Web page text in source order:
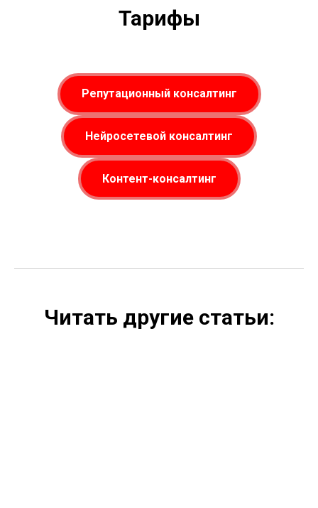
Тарифы
Репутационный консалтинг
Нейросетевой консалтинг
Контент-консалтинг
Читать другие статьи: